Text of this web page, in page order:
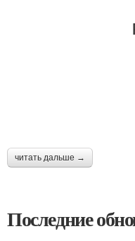
читать дальше →
Последние